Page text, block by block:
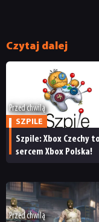
Czytaj dalej
Przed chwilą
SZPILE
Szpile: Xbox Czechy
sercem Xbox Polska!
Przed chwilą